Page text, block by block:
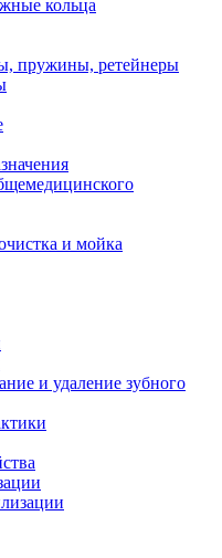
кольца
пружины, ретейнеры
и мойка
и удаление зубного